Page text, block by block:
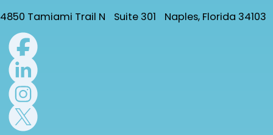
4850 Tamiami Trail N Suite 301 Naples, Florida 34103